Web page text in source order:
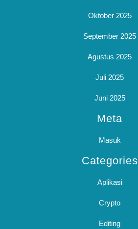
Oktober 2025
September 2025
Agustus 2025
Juli 2025
Juni 2025
Meta
Masuk
Categories
Aplikasi
Crypto
Editing